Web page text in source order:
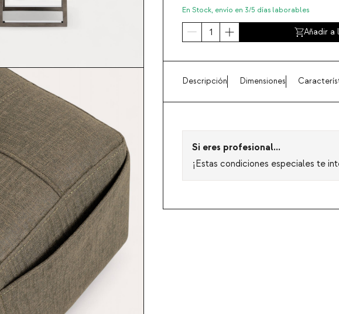
En Stock, envío en 3/5 días laborables
Añadir a
Descripción Dimensiones
Si eres profesional...
¡Estas condiciones especiales te